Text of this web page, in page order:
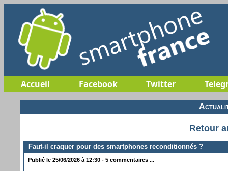
Accueil Facebook Twitter
Retour
Faut-il craquer pour des smartphones reconditionnés ?
Publié le 25/06/2026 à 12:30 - 5 commentaires ...